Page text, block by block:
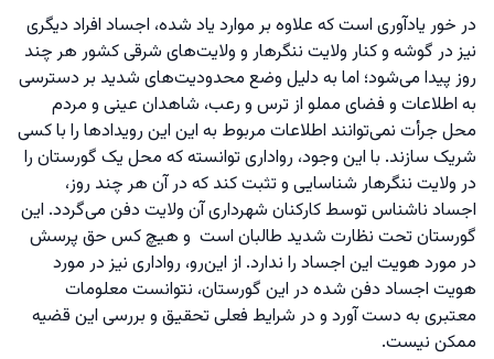
در خور یادآوری است که علاوه بر موارد یاد شده، اجساد افراد دیگری
نیز در گوشه و کنار ولایت ننگرهار و ولایت‌های شرقی کشور هر چند
روز پیدا می‌شود؛ اما به دلیل وضع محدودیت‌های شدید بر دسترسی
به اطلاعات و فضای مملو از ترس و رعب، شاهدان عینی و مردم
محل جرأت نمی‌توانند اطلاعات مربوط به این این رویدادها را با کسی
شریک سازند. با این وجود، رواداری توانسته که محل یک گورستان را
در ولایت ننگرهار شناسایی و تثبت کند که در آن هر چند روز،
اجساد ناشناس توسط کارکنان شهرداری آن ولایت دفن می‌گردد. این
گورستان تحت نظارت شدید طالبان است و هیچ کس حق پرسش
در مورد هویت این اجساد را ندارد. از این‌رو، رواداری نیز در مورد
هویت اجساد دفن شده در این گورستان، نتوانست معلومات
معتبری به دست آورد و در شرایط فعلی تحقیق و بررسی این قضیه
ممکن نیست.